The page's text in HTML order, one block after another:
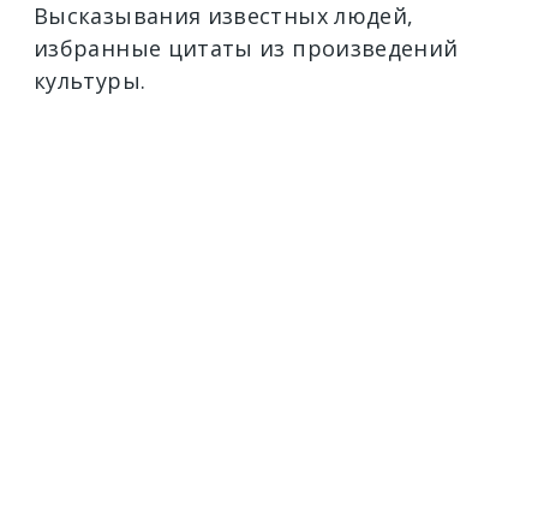
Высказывания известных людей,
избранные цитаты из произведений
культуры.